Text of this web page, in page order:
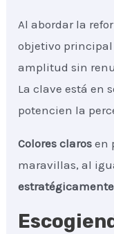
Al abordar la
objetivo principal
amplitud sin
La clave está en
potencien la
Colores claros en
maravillas, al